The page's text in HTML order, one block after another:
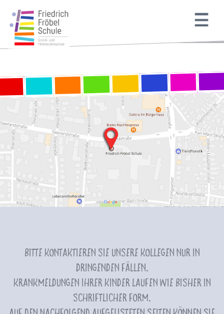
Bitte kontaktieren Sie unsere Kollegen nur in
dringenden Fällen.
Krankmeldungen Ihrer Kinder laufen wie bisher in
schriftlicher Form.